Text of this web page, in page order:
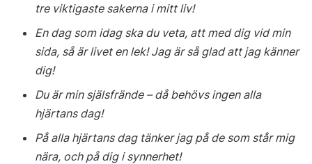
tre viktigaste sakerna i mitt liv!
En dag som idag ska du veta, att med dig vid min
sida, så är livet en lek! Jag är så glad att jag känner
dig!
Du är min själsfrände – då behövs ingen alla
hjärtans dag!
På alla hjärtans dag tänker jag på de som står mig
nära, och på dig i synnerhet!